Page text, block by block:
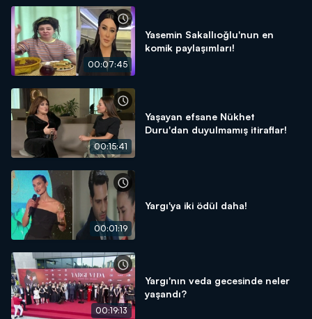
00:07:45
Yasemin Sakallıoğlu'nun en
komik paylaşımları!
00:15:41
Yaşayan efsane Nükhet
Duru'dan duyulmamış itiraflar!
00:01:19
Yargı'ya iki ödül daha!
00:19:13
Yargı'nın veda gecesinde neler
yaşandı?